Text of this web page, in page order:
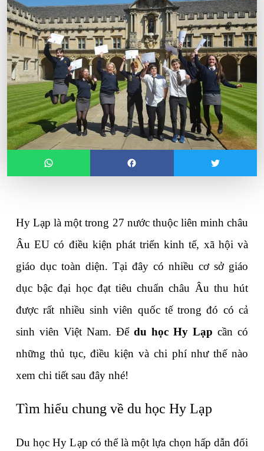
Hy Lạp là một trong 27 nước thuộc liên minh châu
Âu EU có điều kiện phát triển kinh tế, xã hội và
giáo dục toàn diện. Tại đây có nhiều cơ sở giáo
dục bậc đại học đạt tiêu chuẩn châu Âu thu hút
được rất nhiều sinh viên quốc tế trong đó có cả
sinh viên Việt Nam. Để du học Hy Lạp cần có
những thủ tục, điều kiện và chi phí như thế nào
xem chi tiết sau đây nhé!
Tìm hiểu chung về du học Hy Lạp
Du học Hy Lạp có thể là một lựa chọn hấp dẫn đối